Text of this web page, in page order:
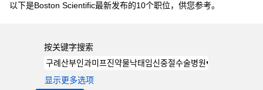
以下是Boston Scientific最新发布的10个职位，供您参考。
按关键字搜索
显示更多选项